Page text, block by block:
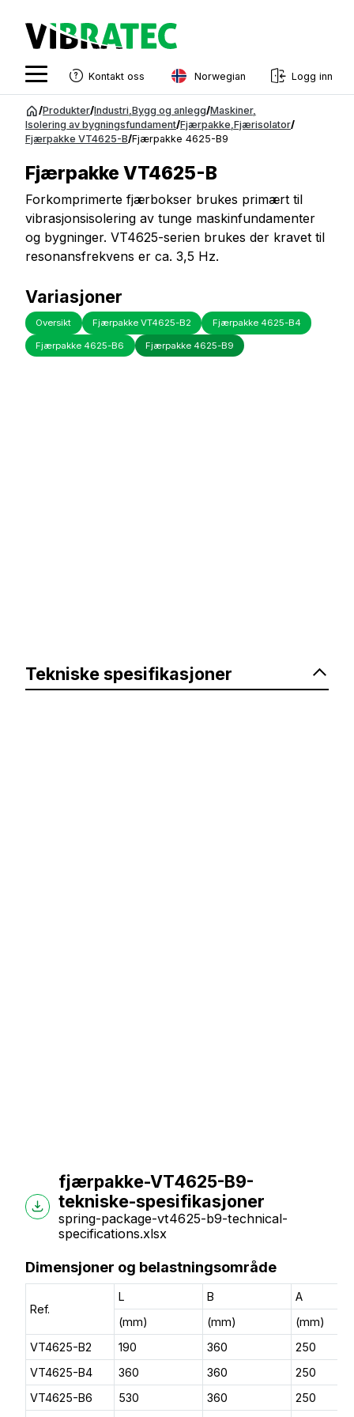
innhold
Kontakt oss Norwegian
English
Swedish
French
Estonian
Finnish
Logg inn
/Produkter/Industri Bygg og anlegg/Maskiner,
Isolering av bygningsfundament/Fjærpakke Fjærisolator/
Fjærpakke VT4625-B/Fjærpakke 4625-B9
Fjærpakke VT4625-B
Forkomprimerte fjærbokser brukes primært til
vibrasjonsisolering av tunge maskinfundamenter
og bygninger. VT4625-serien brukes der kravet til
resonansfrekvens er ca. 3,5 Hz.
Variasjoner
Oversikt Fjærpakke VT4625-B2 Fjærpakke 4625-B4
Fjærpakke 4625-B6 Fjærpakke 4625-B9
Tekniske spesifikasjoner
fjærpakke-VT4625-B9-
tekniske-spesifikasjoner
spring-package-vt4625-b9-technical-
specifications.xlsx
Dimensjoner og belastningsområde
Ref.
L B
A
(mm)
(mm)
(mm)
VT4625-B2
190 360
250
VT4625-B4
360 360
250
VT4625-B6
530 360
250